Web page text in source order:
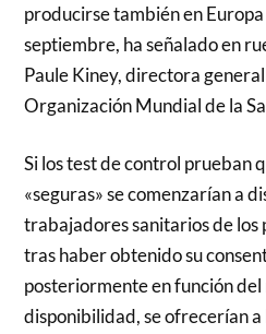
producirse también en
septiembre, ha señalado en
Paule Kiney, directora
Organización Mundial de la
Si los test de control prueban
«seguras» se comenzarían a
trabajadores sanitarios de los
tras haber obtenido su
posteriormente en función
disponibilidad, se ofrecerían